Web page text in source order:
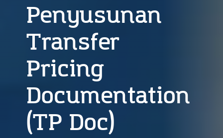
Penyusunan
Transfer
Pricing
Documentation
(TP Doc)